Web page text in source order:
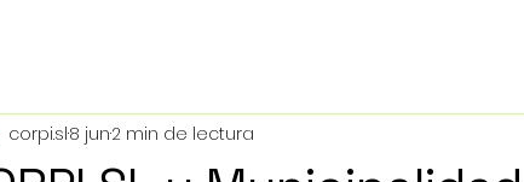
corpi.sl8 jun2 min de lectura